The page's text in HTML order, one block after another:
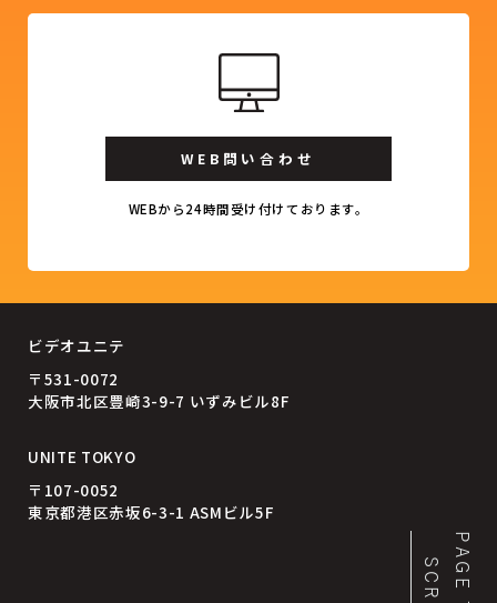
WEB問い合わせ
WEBから24時間受け付けております。
ビデオユニテ
〒531-0072
大阪市北区豊崎3-9-7 いずみビル8F
UNITE TOKYO
〒107-0052
東京都港区赤坂6-3-1 ASMビル5F